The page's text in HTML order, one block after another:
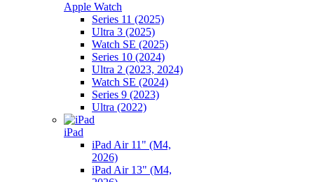
Apple Watch
Series 11 (2025)
Ultra 3 (2025)
Watch SE (2025)
Series 10 (2024)
Ultra 2 (2023, 2024)
Watch SE (2024)
Series 9 (2023)
Ultra (2022)
iPad
iPad Air 11" (M4,
2026)
iPad Air 13" (M4,